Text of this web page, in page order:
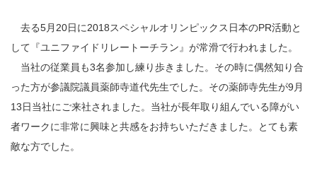
去る5月20日に2018スペシャルオリンピックス日本のPR活動と
して『ユニファイドリレートーチラン』が常滑で行われました。
当社の従業員も3名参加し練り歩きました。その時に偶然知り合
った方が参議院議員薬師寺道代先生でした。その薬師寺先生が9月
13日当社にご来社されました。当社が長年取り組んでいる障がい
者ワークに非常に興味と共感をお持ちいただきました。とても素
敵な方でした。